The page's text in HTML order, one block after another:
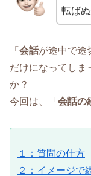
転ば
「 会話が途中で途
だけになってしま
か？
今回は、「 会話の
１：質問の仕方
２：イメージで